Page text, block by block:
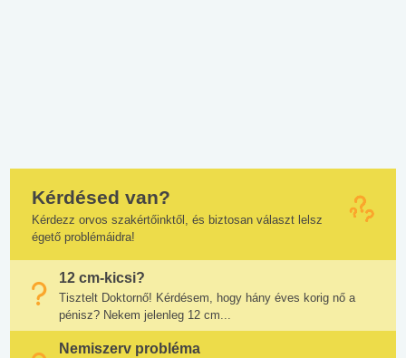
Kérdésed van?
Kérdezz orvos szakértőinktől, és biztosan választ lelsz
égető problémáidra!
12 cm-kicsi?
Tisztelt Doktornő! Kérdésem, hogy hány éves korig nő a
pénisz? Nekem jelenleg 12 cm...
Nemiszerv probléma